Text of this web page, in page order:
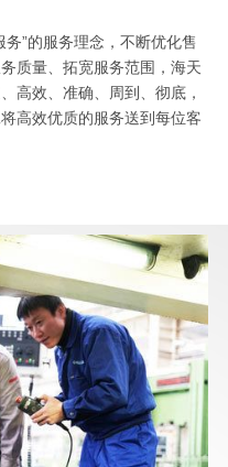
”的服务理念，不断优化售
质量、拓宽服务范围，海天
高效、准确、周到、彻底，
高效优质的服务送到每位客